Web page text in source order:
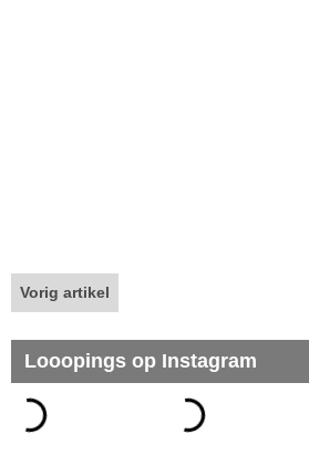
Vorig artikel
Looopings op Instagram